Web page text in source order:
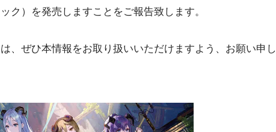
ク）を発売しますことをご報告致します。
、ぜひ本情報をお取り扱いいただけますよう、お願い申し